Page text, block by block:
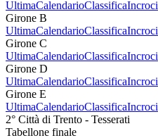
UltimaCalendarioClassificaIncroci
Girone B
UltimaCalendarioClassificaIncroci
Girone C
UltimaCalendarioClassificaIncroci
Girone D
UltimaCalendarioClassificaIncroci
Girone E
UltimaCalendarioClassificaIncroci
2° Città di Trento - Tesserati
Tabellone finale